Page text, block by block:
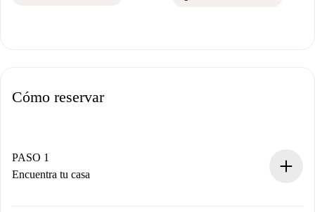
Cómo reservar
PASO 1
Encuentra tu casa